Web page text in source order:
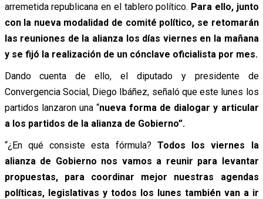
arremetida republicana en el tablero político. Para ello, junto
con la nueva modalidad de comité político, se retomarán
las reuniones de la alianza los días viernes en la mañana
y se fijó la realización de un cónclave oficialista por mes.
Dando cuenta de ello, el diputado y presidente de
Convergencia Social, Diego Ibáñez, señaló que este lunes los
partidos lanzaron una “nueva forma de dialogar y articular
a los partidos de la alianza de Gobierno”.
“¿En qué consiste esta fórmula? Todos los viernes la
alianza de Gobierno nos vamos a reunir para levantar
propuestas, para coordinar mejor nuestras agendas
políticas, legislativas y todos los lunes también van a ir